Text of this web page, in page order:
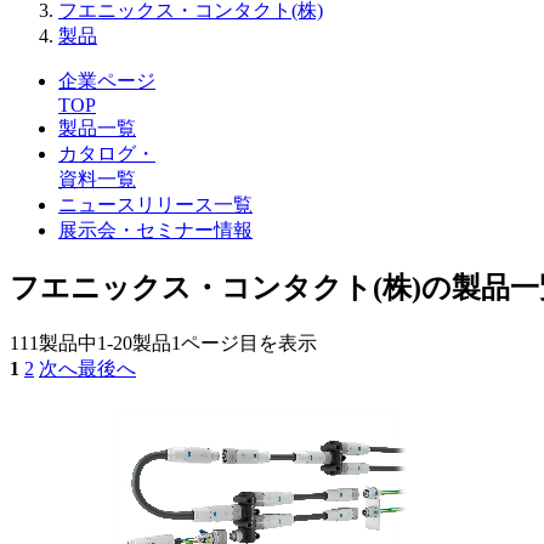
フエニックス・コンタクト(株)
製品
企業ページ
TOP
製品一覧
カタログ・
資料一覧
ニュースリリース一覧
展示会・セミナー情報
フエニックス・コンタクト(株)の製品
111製品中1-20製品1ページ目を表示
1 2 次へ最後へ